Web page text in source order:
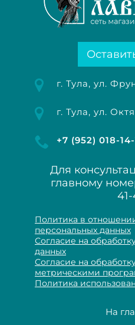
г. Тула, ул.
г. Тула, ул.
+7 (952) 018-
Для
главному
Политика в
персональных данных
Согласие на
данных
Согласие на
метрическими
Политика
На